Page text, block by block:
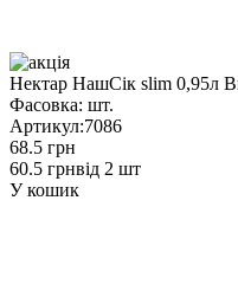
Нектар НашСік slim 0,95л
Фасовка: шт.
Артикул:7086
68.5 грн
60.5 грнвід 2 шт
У кошик